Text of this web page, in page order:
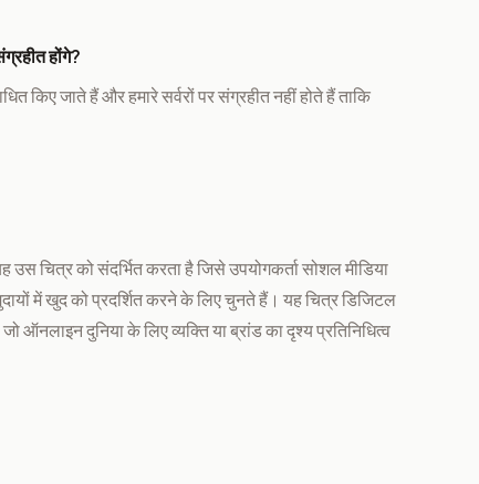
होंगे?
किए जाते हैं और हमारे सर्वरों पर संग्रहीत नहीं होते हैं ताकि
चित्र को संदर्भित करता है जिसे उपयोगकर्ता सोशल मीडिया
में खुद को प्रदर्शित करने के लिए चुनते हैं। यह चित्र डिजिटल
ऑनलाइन दुनिया के लिए व्यक्ति या ब्रांड का दृश्य प्रतिनिधित्व